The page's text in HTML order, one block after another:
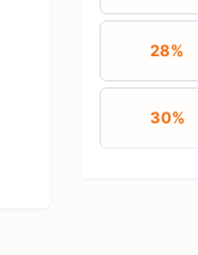
28%
30%